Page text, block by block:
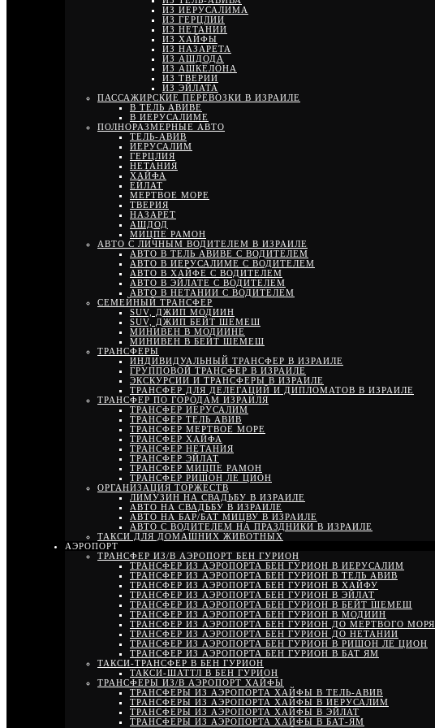
ИЗ ИЕРУСАЛИМА
ИЗ ГЕРЦЛИИ
ИЗ НЕТАНИИ
ИЗ ХАЙФЫ
ИЗ НАЗАРЕТА
ИЗ АШДОДА
ИЗ АШКЕЛОНА
ИЗ ТВЕРИИ
ИЗ ЭЙЛАТА
ПАССАЖИРСКИЕ ПЕРЕВОЗКИ В ИЗРАИЛЕ
В ТЕЛЬ АВИВЕ
В ИЕРУСАЛИМЕ
ПОЛНОРАЗМЕРНЫЕ АВТО
ТЕЛЬ-АВИВ
ИЕРУСАЛИМ
ГЕРЦЛИЯ
НЕТАНИЯ
ХАЙФА
ЕЙЛАТ
МЕРТВОЕ МОРЕ
ТВЕРИЯ
НАЗАРЕТ
АШДОД
МИЦПЕ РАМОН
АВТО С ЛИЧНЫМ ВОДИТЕЛЕМ В ИЗРАИЛЕ
АВТО В ТЕЛЬ АВИВЕ С ВОДИТЕЛЕМ
АВТО В ИЕРУСАЛИМЕ С ВОДИТЕЛЕМ
АВТО В ХАЙФЕ С ВОДИТЕЛЕМ
АВТО В ЭЙЛАТЕ С ВОДИТЕЛЕМ
АВТО В НЕТАНИИ С ВОДИТЕЛЕМ
СЕМЕЙНЫЙ ТРАНСФЕР
SUV, ДЖИП МОДИИН
SUV, ДЖИП БЕЙТ ШЕМЕШ
МИНИВЕН В МОДИИНЕ
МИНИВЕН В БЕЙТ ШЕМЕШ
ТРАНСФЕРЫ
ИНДИВИДУАЛЬНЫЙ ТРАНСФЕР В ИЗРАИЛЕ
ГРУППОВОЙ ТРАНСФЕР В ИЗРАИЛЕ
ЭКСКУРСИИ И ТРАНСФЕРЫ В ИЗРАИЛЕ
ТРАНСФЕР ДЛЯ ДЕЛЕГАЦИЙ И ДИПЛОМАТОВ В ИЗРАИЛЕ
ТРАНСФЕР ПО ГОРОДАМ ИЗРАИЛЯ
ТРАНСФЕР ИЕРУСАЛИМ
ТРАНСФЕР ТЕЛЬ АВИВ
ТРАНСФЕР МЕРТВОЕ МОРЕ
ТРАНСФЕР ХАЙФА
ТРАНСФЕР НЕТАНИЯ
ТРАНСФЕР ЭЙЛАТ
ТРАНСФЕР МИЦПЕ РАМОН
ТРАНСФЕР РИШОН ЛЕ ЦИОН
ОРГАНИЗАЦИЯ ТОРЖЕСТВ
ЛИМУЗИН НА СВАДЬБУ В ИЗРАИЛЕ
АВТО НА СВАДЬБУ В ИЗРАИЛЕ
АВТО НА БАР/БАТ МИЦВУ В ИЗРАИЛЕ
АВТО С ВОДИТЕЛЕМ НА ПРАЗДНИКИ В ИЗРАИЛЕ
ТАКСИ ДЛЯ ДОМАШНИХ ЖИВОТНЫХ
АЭРОПОРТ
ТРАНСФЕР ИЗ/В АЭРОПОРТ БЕН ГУРИОН
ТРАНСФЕР ИЗ АЭРОПОРТА БЕН ГУРИОН В ИЕРУСАЛИМ
ТРАНСФЕР ИЗ АЭРОПОРТА БЕН ГУРИОН В ТЕЛЬ АВИВ
ТРАНСФЕР ИЗ АЭРОПОРТА БЕН ГУРИОН В ХАЙФУ
ТРАНСФЕР ИЗ АЭРОПОРТА БЕН ГУРИОН В ЭЙЛАТ
ТРАНСФЕР ИЗ АЭРОПОРТА БЕН ГУРИОН В БЕЙТ ШЕМЕШ
ТРАНСФЕР ИЗ АЭРОПОРТА БЕН ГУРИОН В МОДИИН
ТРАНСФЕР ИЗ АЭРОПОРТА БЕН ГУРИОН ДО МЕРТВОГО МОРЯ
ТРАНСФЕР ИЗ АЭРОПОРТА БЕН ГУРИОН ДО НЕТАНИИ
ТРАНСФЕР ИЗ АЭРОПОРТА БЕН ГУРИОН В РИШОН ЛЕ ЦИОН
ТРАНСФЕР ИЗ АЭРОПОРТА БЕН ГУРИОН В БАТ ЯМ
ТАКСИ-ТРАНСФЕР В БЕН ГУРИОН
ТАКСИ-ШАТТЛ В БЕН ГУРИОН
ТРАНСФЕРЫ ИЗ/В АЭРОПОРТ ХАЙФЫ
ТРАНСФЕРЫ ИЗ АЭРОПОРТА ХАЙФЫ В ТЕЛЬ-АВИВ
ТРАНСФЕРЫ ИЗ АЭРОПОРТА ХАЙФЫ В ИЕРУСАЛИМ
ТРАНСФЕРЫ ИЗ АЭРОПОРТА ХАЙФЫ В ЭЙЛАТ
ТРАНСФЕРЫ ИЗ АЭРОПОРТА ХАЙФЫ В БАТ-ЯМ